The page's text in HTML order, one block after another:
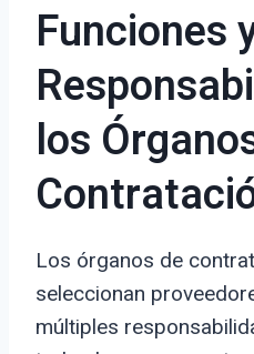
Funciones
los
Los órganos de
seleccionan
múltiples